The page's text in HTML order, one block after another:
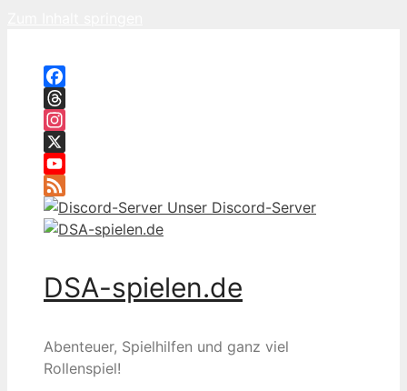
Facebook
Threads
Instagram
X
YouTube
Feed
Unser Discord-Server
DSA-spielen.de
Abenteuer, Spielhilfen und ganz viel
Rollenspiel!